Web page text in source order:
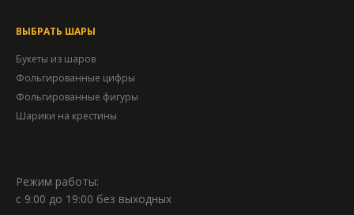
ВЫБРАТЬ ШАРЫ
Букеты из шаров
Фольгированные цифры
Фольгированные фигуры
Шарики на крестины
Режим работы:
с 9:00 до 19:00 без выходных